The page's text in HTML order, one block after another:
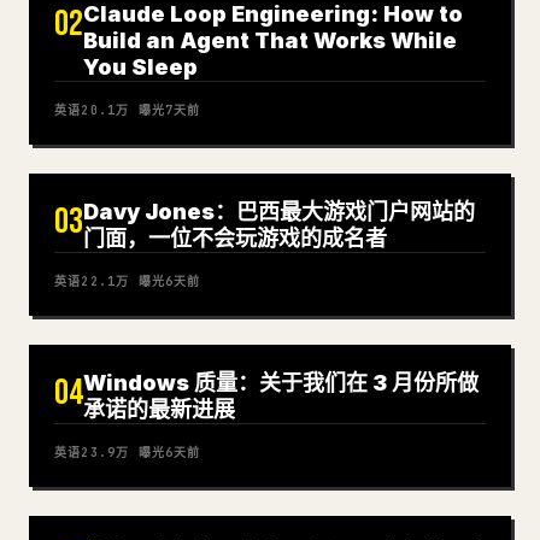
02Claude Loop Engineering: How to
Build an Agent That Works While
You Sleep
英语20.1万 曝光7天前
03Davy Jones：巴西最大游戏门户网站的
门面，一位不会玩游戏的成名者
英语22.1万 曝光6天前
04Windows 质量：关于我们在 3 月份所做
承诺的最新进展
英语23.9万 曝光6天前